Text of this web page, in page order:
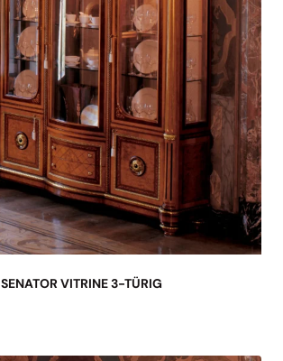
SENATOR VITRINE 3-TÜRIG